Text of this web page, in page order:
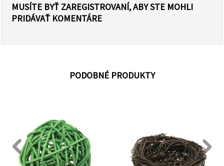
MUSÍTE BYŤ ZAREGISTROVANÍ, ABY STE MOHLI
PRIDÁVAŤ KOMENTÁRE
PODOBNÉ PRODUKTY